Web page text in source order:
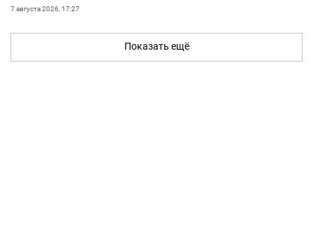
7 августа 2026, 17:27
Показать ещё